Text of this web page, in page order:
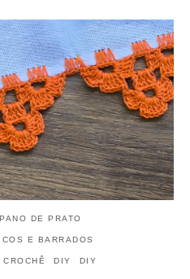
DE PRATO
E BARRADOS
CROCHÊ DIY DIY